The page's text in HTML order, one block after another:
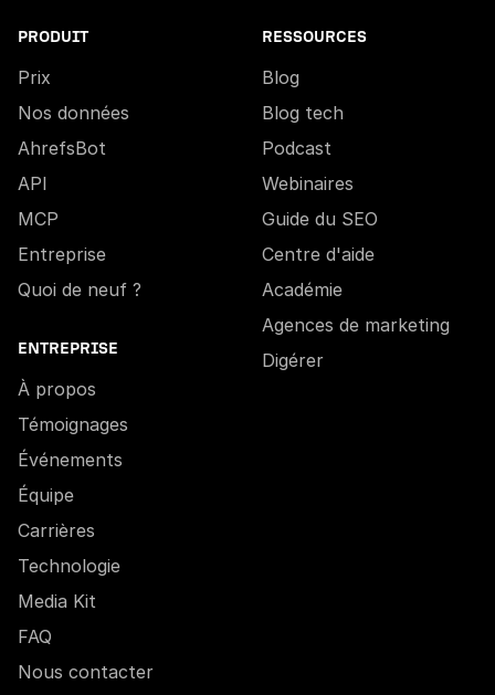
PRODUIT
Prix
Nos données
AhrefsBot
API
MCP
Entreprise
Quoi de neuf ?
ENTREPRISE
À propos
Témoignages
Événements
Équipe
Carrières
Technologie
Media Kit
FAQ
Nous contacter
RESSOURCES
Blog
Blog tech
Podcast
Webinaires
Guide du SEO
Centre d'aide
Académie
Agences de marketing
Digérer